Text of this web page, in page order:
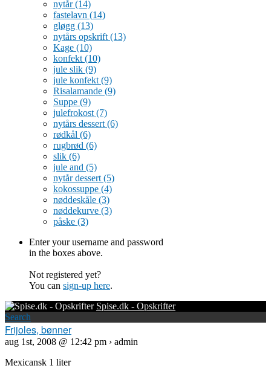
nytår(14)
fastelavn (14)
gløgg (13)
nytårs opskrift (13)
Kage (10)
konfekt (10)
jule slik (9)
jule konfekt (9)
Risalamande (9)
Suppe (9)
julefrokost (7)
nytårs dessert (6)
rødkål (6)
rugbrød (6)
slik (6)
jule and (5)
nytår dessert (5)
kokossuppe (4)
nøddeskåle (3)
nøddekurve (3)
påske (3)
Enter your username and password
in the boxes above.
Not registered yet?
You can sign-up here.
Spise.dk - Opskrifter
Search
Frijoles, bønner
aug 1st, 2008 @ 12:42 pm › admin
Mexicansk 1 liter